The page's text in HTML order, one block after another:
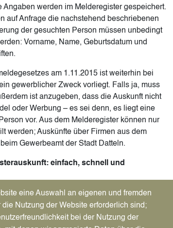
werden im Melderegister gespeichert.
auf Anfrage die nachstehend beschriebenen
der gesuchten Person müssen unbedingt
Vorname, Name, Geburtsdatum und
am 1.11.2015 ist weiterhin bei
gewerblicher Zweck vorliegt. Falls ja, muss
ist anzugeben, dass die Auskunft nicht
oder Werbung – es sei denn, es liegt eine
vor. Aus dem Melderegister können nur
werden; Auskünfte über Firmen aus dem
Gewerbeamt der Stadt Datteln.
einfach, schnell und
(EMRA) wird elektronisch über
Weil der Postweg entfällt, ist dieses Verfahren
eine schriftliche Anfrage. Bei der
eine Auswahl an eigenen und fremden
Nutzung der Website erforderlich sind;
bei der Nutzung der